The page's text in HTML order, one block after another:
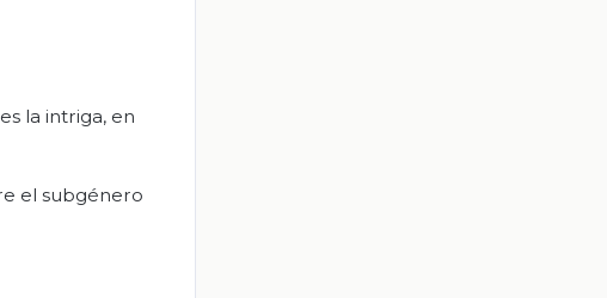
la intriga, en
el subgénero